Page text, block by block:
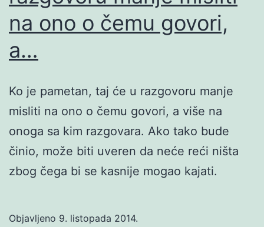
na ono o čemu govori,
a…
Ko je pametan, taj će u razgovoru manje
misliti na ono o čemu govori, a više na
onoga sa kim razgovara. Ako tako bude
činio, može biti uveren da neće reći ništa
zbog čega bi se kasnije mogao kajati.
Objavljeno 9. listopada 2014.